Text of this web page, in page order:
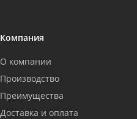
Компания
О компании
Производство
Преимущества
Доставка и оплата